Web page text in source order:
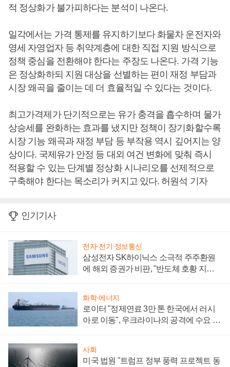
적 정상화가 불가피하다는 분석이 나온다.
일각에서는 가격 통제를 유지하기보다 화물차 운전자와
영세 자영업자 등 취약계층에 대한 직접 지원 방식으로
정책 중심을 전환해야 한다는 주장도 나온다. 가격 기능
은 정상화하되 지원 대상을 선별하는 편이 재정 부담과
시장 왜곡을 줄이는 데 더 효율적일 수 있다는 것이다.
최고가격제가 단기적으로는 유가 충격을 흡수하며 물가
상승세를 완화하는 효과를 냈지만 정책이 장기화할수록
시장 기능 왜곡과 재정 부담 등 부작용 역시 깊어지는 양
상이다. 국제유가 안정 등 대외 여건 변화에 맞춰 즉시
적용할 수 있는 단계별 정상화 시나리오를 선제적으로
구축해야 한다는 목소리가 커지고 있다. 허원석 기자
인기기사
전자·전기·정보통신
삼성전자 SK하이닉스 소극적 주주환원
에 해외 증권가 비판, "반도체 호황 지속
화학·에너지
로이터 "정제연료 3만 톤 한국에서 러시
아로 이동", 우크라이나의 공격에 수요 늘
사회
미국 법원 "트럼프 정부 풍력 프로젝트 동